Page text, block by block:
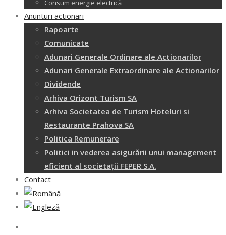
Consum energie electrică
Anunturi actionari
Rapoarte
Comunicate
Adunari Generale Ordinare ale Actionarilor
Adunari Generale Extraordinare ale Actionarilor
Dividende
Arhiva Orizont Turism SA
Arhiva Societatea de Turism Hoteluri si
Restaurante Prahova SA
Politica Remunerare
Politici in vederea asigurării unui management
eficient al societații FEPER S.A.
Contact